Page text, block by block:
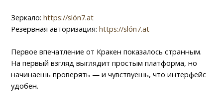
Зеркало:https://slón7.at
Резервная авторизация:https://slón7.at
Первое впечатление от Кракен показалось странным.
На первый взгляд выглядит простым платформа, но
начинаешь проверять — и чувствуешь, что интерфейс
удобен.